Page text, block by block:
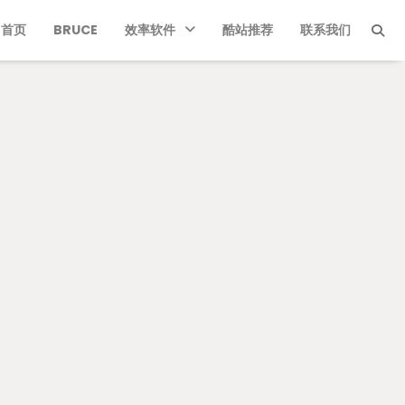
首页 BRUCE 效率软件 酷站推荐 联系我们